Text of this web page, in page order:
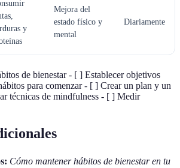
y
Mejora del
estado físico y
mental
Diariamente
de bienestar - [ ] Establecer objetivos
para comenzar - [ ] Crear un plan y un
técnicas de mindfulness - [ ] Medir
Cómo mantener hábitos de bienestar en tu